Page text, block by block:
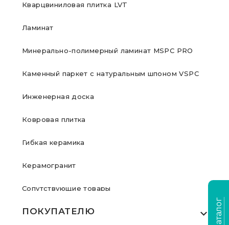
Кварцвиниловая плитка LVT
Ламинат
Минерально-полимерный ламинат MSPC PRO
Каменный паркет с натуральным шпоном VSPC
Инженерная доска
Ковровая плитка
Гибкая керамика
Керамогранит
Сопутствующие товары
ПОКУПАТЕЛЮ